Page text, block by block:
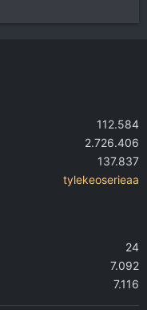
112.584
2.726.406
137.837
tylekeoserieaa
24
7.092
7.116